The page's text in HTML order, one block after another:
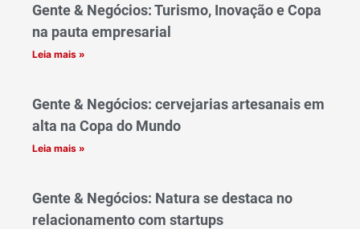
Gente & Negócios: Turismo, Inovação e Copa
na pauta empresarial
Leia mais »
Gente & Negócios: cervejarias artesanais em
alta na Copa do Mundo
Leia mais »
Gente & Negócios: Natura se destaca no
relacionamento com startups